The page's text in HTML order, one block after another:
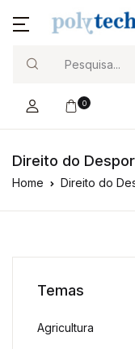
0
Direito do
Home Direito do
Temas
Agricultura